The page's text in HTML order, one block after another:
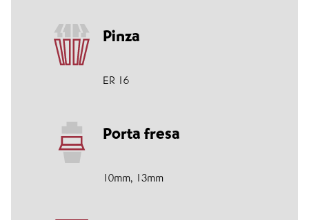
Pinza
ER 16
Porta fresa
10mm, 13mm